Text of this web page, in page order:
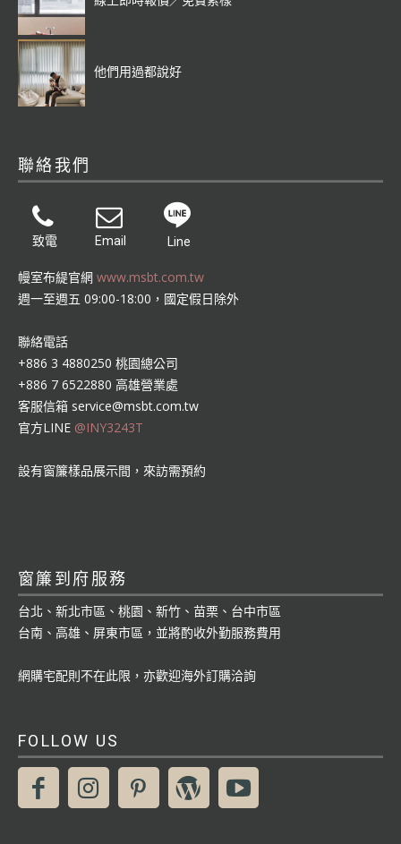
他們用過都說好
聯絡我們
致電 Email Line
幔室布緹官網 www.msbt.com.tw
週一至週五 09:00-18:00，國定假日除外
聯絡電話
+886 3 4880250 桃園總公司
+886 7 6522880 高雄營業處
客服信箱 service@msbt.com.tw
官方LINE @INY3243T
設有窗簾樣品展示間，來訪需預約
窗簾到府服務
台北、新北市區、桃園、新竹、苗栗、台中市區
台南、高雄、屏東市區，並將酌收外勤服務費用
網購宅配則不在此限，亦歡迎海外訂購洽詢
FOLLOW US